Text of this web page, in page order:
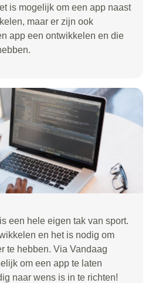
is mogelijk om een app naast
maar er zijn ook
app een ontwikkelen en die
een hele eigen tak van sport.
en het is nodig om
te hebben. Via Vandaag
om een app te laten
naar wens is in te richten!